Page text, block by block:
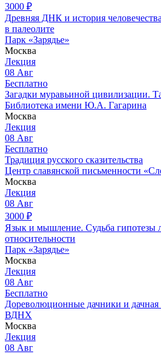
3000 ₽
Древняя ДНК и история
в палеолите
Парк «Зарядье»
Москва
Лекция
08 Авг
Бесплатно
Загадки муравьиной цивилизации.
Библиотека имени Ю.А. Гагарина
Москва
Лекция
08 Авг
Бесплатно
Традиция русского сказительства
Центр славянской письменности
Москва
Лекция
08 Авг
3000 ₽
Язык и мышление. Судьба гипотезы
относительности
Парк «Зарядье»
Москва
Лекция
08 Авг
Бесплатно
Дореволюционные дачники и дачная
ВДНХ
Москва
Лекция
08 Авг